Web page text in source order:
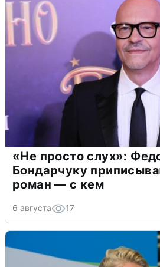
«Не просто слух»:
Бондарчуку
роман — с кем
6 августа 17